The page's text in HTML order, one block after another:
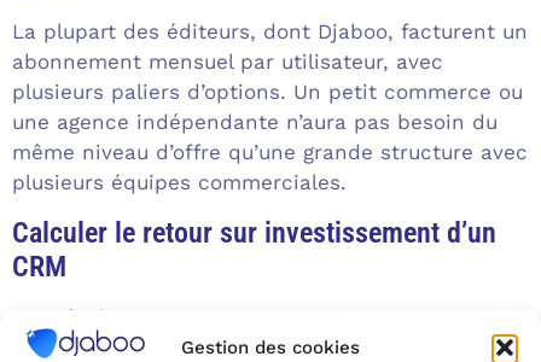
Gestion des cookies
La plupart des éditeurs, dont Djaboo, facturent un
abonnement mensuel par utilisateur, avec
plusieurs paliers d’options. Un petit commerce ou
une agence indépendante n’aura pas besoin du
même niveau d’offre qu’une grande structure avec
plusieurs équipes commerciales.
Calculer le retour sur investissement d’un
CRM
Pour évaluer ce retour sur investissement,
comparez le coût mensuel à ce que chaque